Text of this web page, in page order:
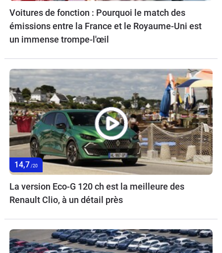
Voitures de fonction : Pourquoi le match des
émissions entre la France et le Royaume-Uni est
un immense trompe-l'œil
14,7 /20
La version Eco-G 120 ch est la meilleure des
Renault Clio, à un détail près